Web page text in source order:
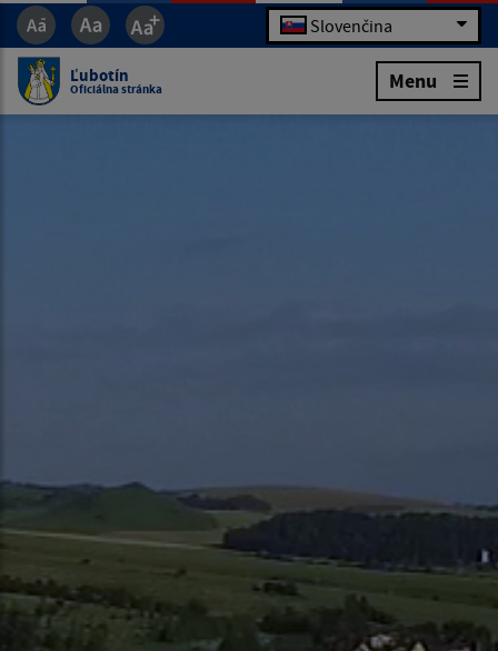
Slovenčina
Ľubotín
Oficiálna stránka Menu